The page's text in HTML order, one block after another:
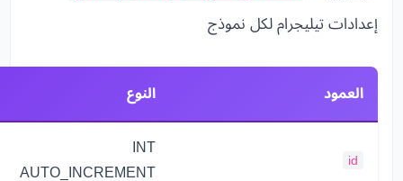
إعدادات تيليجرام لكل نموذج
العمود النوع
id
INT
AUTO_INCREMENT